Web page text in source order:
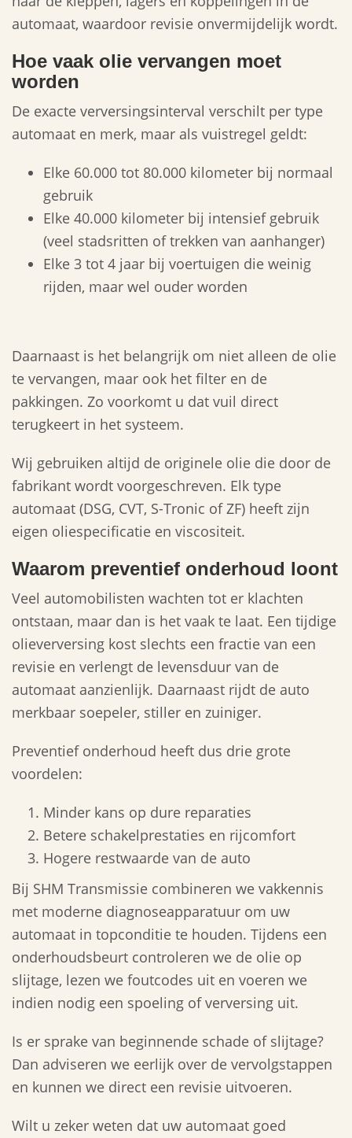
automaat, waardoor revisie onvermijdelijk wordt.
Hoe vaak olie vervangen moet
worden
De exacte verversingsinterval verschilt per type
automaat en merk, maar als vuistregel geldt:
Elke 60.000 tot 80.000 kilometer bij normaal
gebruik
Elke 40.000 kilometer bij intensief gebruik
(veel stadsritten of trekken van aanhanger)
Elke 3 tot 4 jaar bij voertuigen die weinig
rijden, maar wel ouder worden
Daarnaast is het belangrijk om niet alleen de olie
te vervangen, maar ook het filter en de
pakkingen. Zo voorkomt u dat vuil direct
terugkeert in het systeem.
Wij gebruiken altijd de originele olie die door de
fabrikant wordt voorgeschreven. Elk type
automaat (DSG, CVT, S-Tronic of ZF) heeft zijn
eigen oliespecificatie en viscositeit.
Waarom preventief onderhoud loont
Veel automobilisten wachten tot er klachten
ontstaan, maar dan is het vaak te laat. Een tijdige
olieverversing kost slechts een fractie van een
revisie en verlengt de levensduur van de
automaat aanzienlijk. Daarnaast rijdt de auto
merkbaar soepeler, stiller en zuiniger.
Preventief onderhoud heeft dus drie grote
voordelen:
Minder kans op dure reparaties
Betere schakelprestaties en rijcomfort
Hogere restwaarde van de auto
Bij SHM Transmissie combineren we vakkennis
met moderne diagnoseapparatuur om uw
automaat in topconditie te houden. Tijdens een
onderhoudsbeurt controleren we de olie op
slijtage, lezen we foutcodes uit en voeren we
indien nodig een spoeling of verversing uit.
Is er sprake van beginnende schade of slijtage?
Dan adviseren we eerlijk over de vervolgstappen
en kunnen we direct een revisie uitvoeren.
Wilt u zeker weten dat uw automaat goed